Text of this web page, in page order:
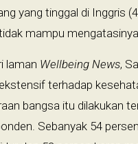
yang tinggal di Inggris
mampu
laman Wellbeing News,
terhadap
bangsa itu dilakukan
Sebanyak 54